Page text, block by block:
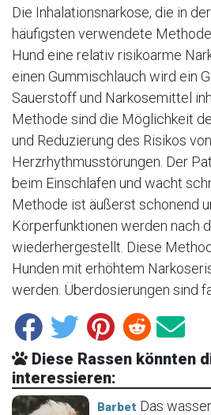
Die Inhalationsnarkose, die in
häufigsten verwendete
Hund eine relativ risikoarme
einen Gummischlauch wird ein
Sauerstoff und Narkosemittel
Methode sind die Möglichkeit
und Reduzierung des Risikos von
Herzrhythmusstörungen. Der
beim Einschlafen und wacht
Methode ist äußerst schonend
Körperfunktionen werden nach
wiederhergestellt. Diese
Hunden mit erhöhtem
werden. Überdosierungen sind
Diese Rassen könnten
interessieren:
Barbet Das